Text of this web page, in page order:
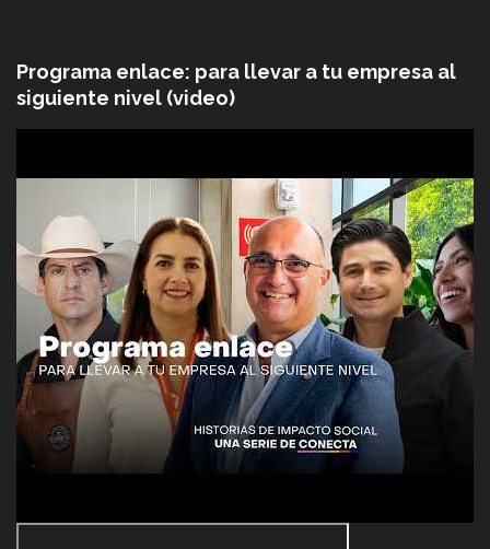
Programa enlace: para llevar a tu empresa al
siguiente nivel (video)